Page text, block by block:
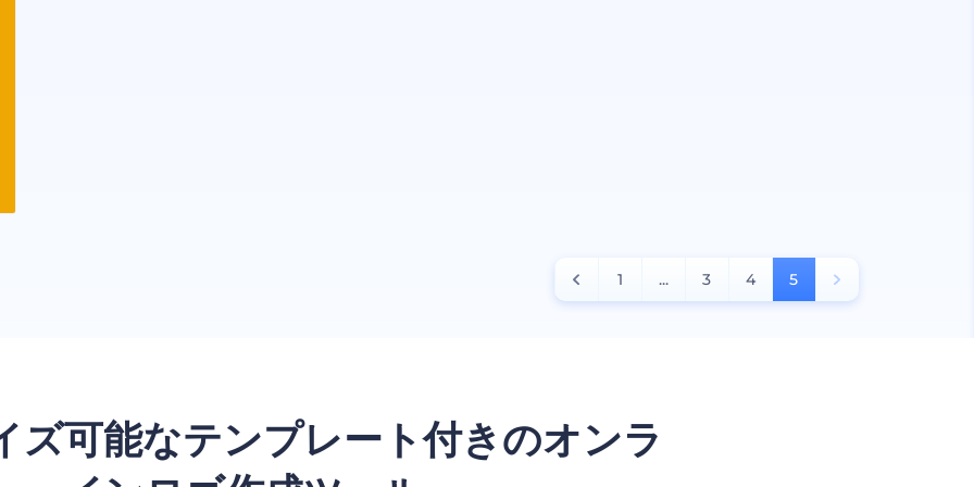
1 ... 3 4 5
ズ可能なテンプレート付きのオンラ